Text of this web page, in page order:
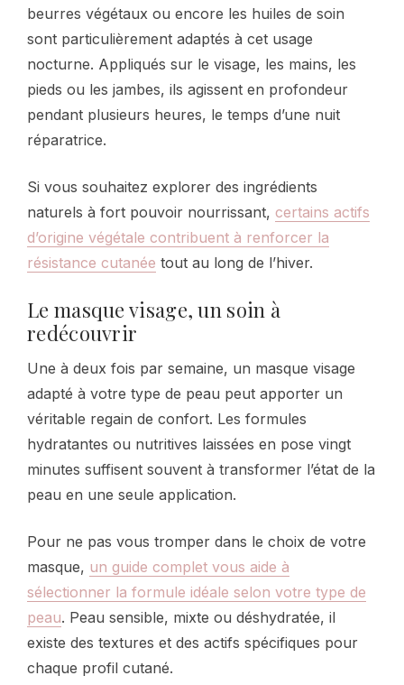
beurres végétaux ou encore les huiles de soin
sont particulièrement adaptés à cet usage
nocturne. Appliqués sur le visage, les mains, les
pieds ou les jambes, ils agissent en profondeur
pendant plusieurs heures, le temps d’une nuit
réparatrice.
Si vous souhaitez explorer des ingrédients
naturels à fort pouvoir nourrissant, certains actifs
d’origine végétale contribuent à renforcer la
résistance cutanée tout au long de l’hiver.
Le masque visage, un soin à
redécouvrir
Une à deux fois par semaine, un masque visage
adapté à votre type de peau peut apporter un
véritable regain de confort. Les formules
hydratantes ou nutritives laissées en pose vingt
minutes suffisent souvent à transformer l’état de la
peau en une seule application.
Pour ne pas vous tromper dans le choix de votre
masque, un guide complet vous aide à
sélectionner la formule idéale selon votre type de
peau. Peau sensible, mixte ou déshydratée, il
existe des textures et des actifs spécifiques pour
chaque profil cutané.